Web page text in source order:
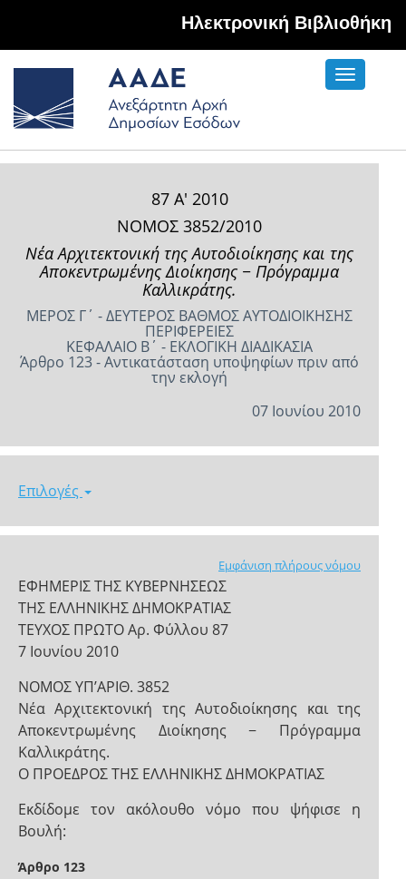
Hλεκτρονική Βιβλιοθήκη
Toggle
87 Α' 2010
ΝΟΜΟΣ 3852/2010
Νέα Αρχιτεκτονική της Αυτοδιοίκησης και της
Αποκεντρωμένης Διοίκησης − Πρόγραμμα
Καλλικράτης.
ΜΕΡΟΣ Γ΄ - ΔΕΥΤΕΡΟΣ ΒΑΘΜΟΣ ΑΥΤΟΔΙΟΙΚΗΣΗΣ
ΠΕΡΙΦΕΡΕΙΕΣ
ΚΕΦΑΛΑΙΟ Β΄ - ΕΚΛΟΓΙΚΗ ΔΙΑΔΙΚΑΣΙΑ
Άρθρο 123 - Αντικατάσταση υποψηφίων πριν από
την εκλογή
07 Ιουνίου 2010
Επιλογές
Εμφάνιση πλήρους νόμου
ΕΦΗΜΕΡΙΣ ΤΗΣ ΚΥΒΕΡΝΗΣΕΩΣ
ΤΗΣ ΕΛΛΗΝΙΚΗΣ ΔΗΜΟΚΡΑΤΙΑΣ
ΤΕΥΧΟΣ ΠΡΩΤΟ Αρ. Φύλλου 87
7 Ιουνίου 2010
NOMOΣ ΥΠ’ΑΡΙΘ. 3852
Νέα Αρχιτεκτονική της Αυτοδιοίκησης και της
Αποκεντρωμένης Διοίκησης − Πρόγραμμα
Καλλικράτης.
Ο ΠΡΟΕΔΡΟΣ ΤΗΣ ΕΛΛΗΝΙΚΗΣ ΔΗΜΟΚΡΑΤΙΑΣ
Εκδίδομε τον ακόλουθο νόμο που ψήφισε η
Βουλή:
Άρθρο 123